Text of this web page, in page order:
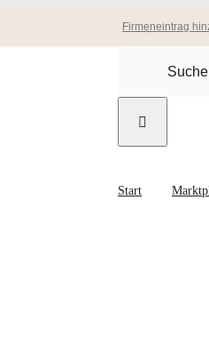
Firmeneintrag
Start